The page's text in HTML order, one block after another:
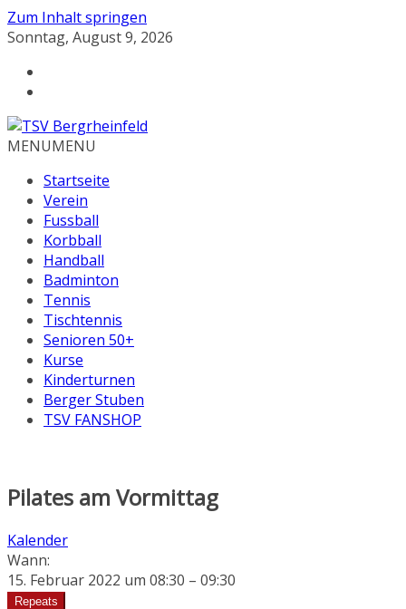
Zum Inhalt springen
Sonntag, August 9, 2026
MENUMENU
Startseite
Verein
Fussball
Korbball
Handball
Badminton
Tennis
Tischtennis
Senioren 50+
Kurse
Kinderturnen
Berger Stuben
TSV FANSHOP
Pilates am Vormittag
Kalender
Wann:
15. Februar 2022 um 08:30 – 09:30
Repeats